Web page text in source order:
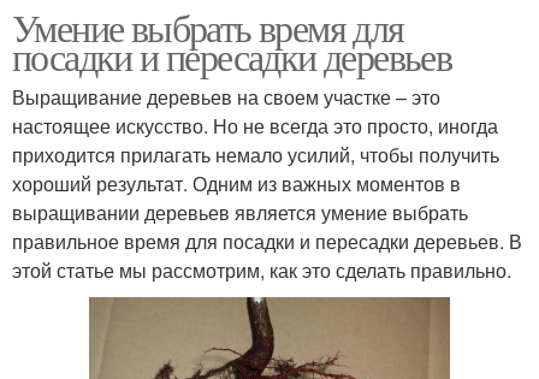
Умение выбрать время для
посадки и пересадки деревьев
Выращивание деревьев на своем участке – это
настоящее искусство. Но не всегда это просто, иногда
приходится прилагать немало усилий, чтобы получить
хороший результат. Одним из важных моментов в
выращивании деревьев является умение выбрать
правильное время для посадки и пересадки деревьев. В
этой статье мы рассмотрим, как это сделать правильно.